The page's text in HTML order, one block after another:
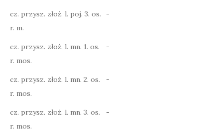
cz. przysz. złoż. l. poj. 3. os.
r. m.
-
cz. przysz. złoż. l. mn. 1. os.
r. mos.
-
cz. przysz. złoż. l. mn. 2. os.
r. mos.
-
cz. przysz. złoż. l. mn. 3. os.
r. mos.
-